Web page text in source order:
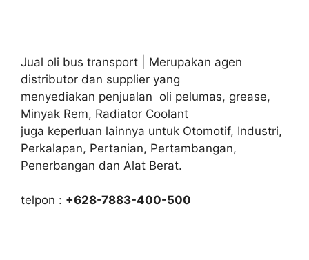
Jual oli bus transport | Merupakan agen
distributor dan supplier yang
menyediakan penjualan oli pelumas, grease,
Minyak Rem, Radiator Coolant
juga keperluan lainnya untuk Otomotif, Industri,
Perkalapan, Pertanian, Pertambangan,
Penerbangan dan Alat Berat.
telpon : +628-7883-400-500